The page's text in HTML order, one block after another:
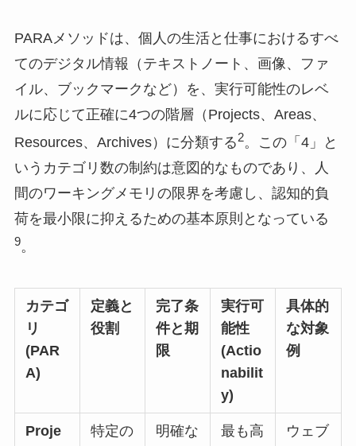
PARAメソッドは、個人の生活と仕事におけるすべ
てのデジタル情報（テキストノート、画像、ファ
イル、ブックマークなど）を、実行可能性のレベ
ルに応じて正確に4つの階層（Projects、Areas、
Resources、Archives）に分類する2。この「4」と
いうカテゴリ数の制約は意図的なものであり、人
間のワーキングメモリの限界を考慮し、認知的負
荷を最小限に抑えるための基本原則となっている
9。
カテゴ
リ
(PAR
A)
定義と
役割
完了条
件と期
限
実行可
能性
(Actio
nabilit
y)
具体的
な対象
例
Proje
特定の
明確な
最も高
ウェブ